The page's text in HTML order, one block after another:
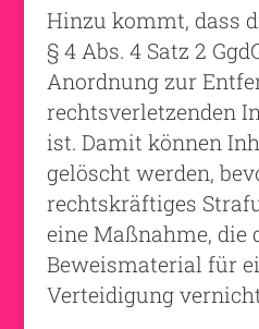
Hinzu kommt, dass
§ 4 Abs. 4 Satz 2
Anordnung zur
rechtsverletzenden
ist. Damit können
gelöscht werden,
rechtskräftiges
eine Maßnahme, die
Beweismaterial für
Verteidigung